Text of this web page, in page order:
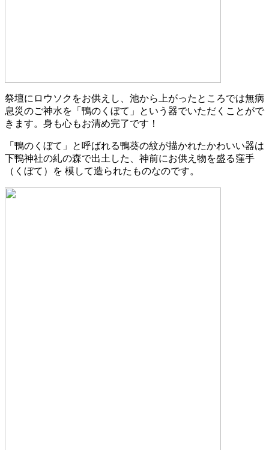
祭壇にロウソクをお供えし、池から上がったところでは無病
息災のご神水を「鴨のくぼて」という器でいただくことがで
きます。身も心もお清め完了です！
「鴨のくぼて」と呼ばれる鴨葵の紋が描かれたかわいい器は
下鴨神社の糺の森で出土した、神前にお供え物を盛る窪手
（くぼて）を 模して造られたものなのです。